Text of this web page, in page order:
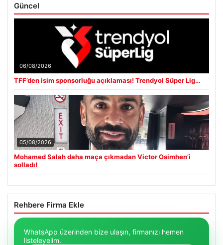
Güncel
06/08/2026
TFF’den isim sponsorluğu açıklaması! Trendyol Süper Lig…
05/08/2026
Mohamed Salah daha maça çıkmadan Victor Osimhen’i
solladı!
Rehbere Firma Ekle
WhatsApp üzerinden bize ulaşın, firmanızı hemen
listeleyelim.